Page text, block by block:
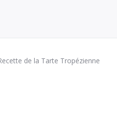
de la Tarte Tropézienne